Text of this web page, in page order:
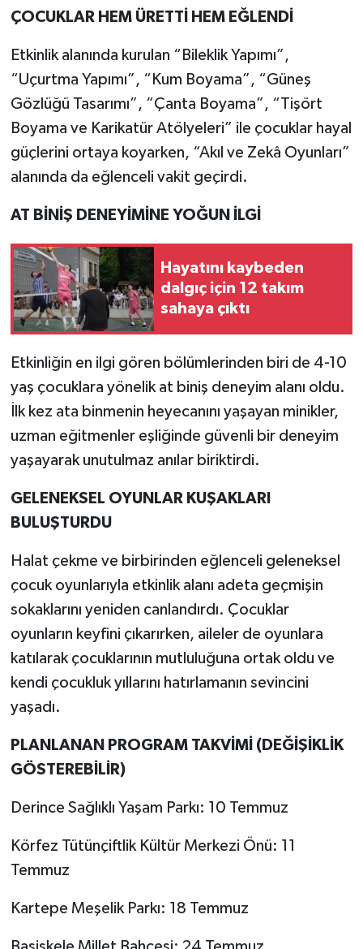
ÇOCUKLAR HEM ÜRETTİ HEM EĞLENDİ
Etkinlik alanında kurulan “Bileklik Yapımı”,
“Uçurtma Yapımı”, “Kum Boyama”, “Güneş
Gözlüğü Tasarımı”, “Çanta Boyama”, “Tişört
Boyama ve Karikatür Atölyeleri” ile çocuklar hayal
güçlerini ortaya koyarken, “Akıl ve Zekâ Oyunları”
alanında da eğlenceli vakit geçirdi.
AT BİNİŞ DENEYİMİNE YOĞUN İLGİ
Hayatını kaybeden
dalgıç için 12 takım
sahaya çıktı
Etkinliğin en ilgi gören bölümlerinden biri de 4-10
yaş çocuklara yönelik at biniş deneyim alanı oldu.
İlk kez ata binmenin heyecanını yaşayan minikler,
uzman eğitmenler eşliğinde güvenli bir deneyim
yaşayarak unutulmaz anılar biriktirdi.
GELENEKSEL OYUNLAR KUŞAKLARI
BULUŞTURDU
Halat çekme ve birbirinden eğlenceli geleneksel
çocuk oyunlarıyla etkinlik alanı adeta geçmişin
sokaklarını yeniden canlandırdı. Çocuklar
oyunların keyfini çıkarırken, aileler de oyunlara
katılarak çocuklarının mutluluğuna ortak oldu ve
kendi çocukluk yıllarını hatırlamanın sevincini
yaşadı.
PLANLANAN PROGRAM TAKVİMİ (DEĞİŞİKLİK
GÖSTEREBİLİR)
Derince Sağlıklı Yaşam Parkı: 10 Temmuz
Körfez Tütünçiftlik Kültür Merkezi Önü: 11
Temmuz
Kartepe Meşelik Parkı: 18 Temmuz